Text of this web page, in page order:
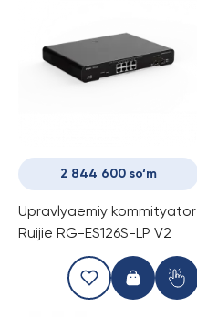
2 844 600 so‘m
Upravlyaemiy kommityator
Ruijie RG-ES126S-LP V2